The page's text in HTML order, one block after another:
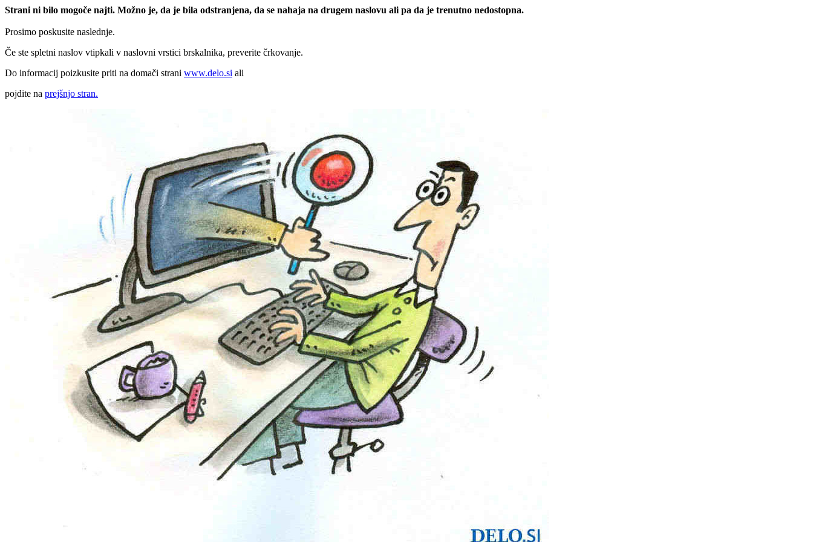
Strani ni bilo mogoče najti. Možno je, da je bila odstranjena, da se nahaja na drugem naslovu ali pa da je trenutno nedostopna.
Prosimo poskusite naslednje.
Če ste spletni naslov vtipkali v naslovni vrstici brskalnika, preverite črkovanje.
Do informacij poizkusite priti na domači strani www.delo.si ali
pojdite na prejšnjo stran.